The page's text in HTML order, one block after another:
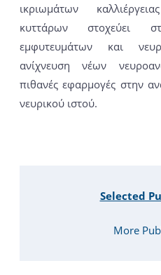
ικριωμάτων
κυττάρων στοχεύει
εμφυτευμάτων και
ανίχνευση νέων
πιθανές εφαρμογές στην
νευρικού ιστού.
Selected
More